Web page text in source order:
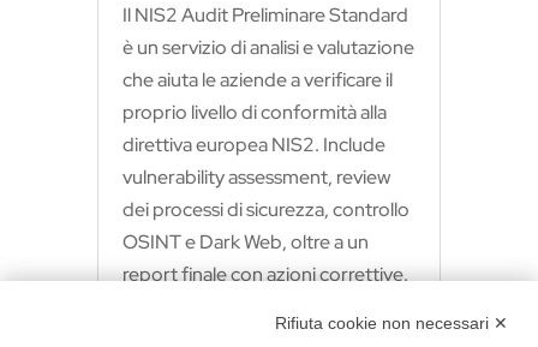
Il NIS2 Audit Preliminare Standard
è un servizio di analisi e valutazione
che aiuta le aziende a verificare il
proprio livello di conformità alla
direttiva europea NIS2. Include
vulnerability assessment, review
dei processi di sicurezza, controllo
OSINT e Dark Web, oltre a un
report finale con azioni correttive.
Rifiuta cookie non necessari ✕